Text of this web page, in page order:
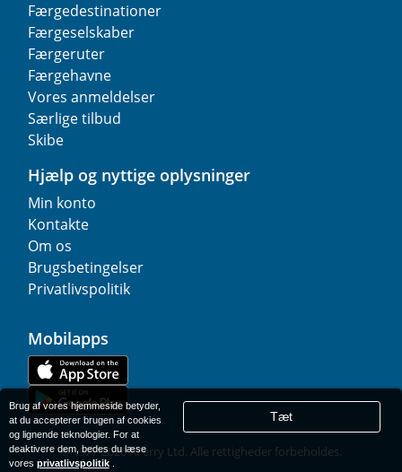
Færgedestinationer
Færgeselskaber
Færgeruter
Færgehavne
Vores anmeldelser
Særlige tilbud
Skibe
Hjælp og nyttige oplysninger
Min konto
Kontakte
Om os
Brugsbetingelser
Privatlivspolitik
Mobilapps
© 1977-2026AFerry Ltd. Alle rettigheder forbeholdes.
Brug af vores hjemmeside betyder,
at du accepterer brugen af cookies
og lignende teknologier. For at
deaktivere dem, bedes du læse
vores privatlivspolitik.
Tæt